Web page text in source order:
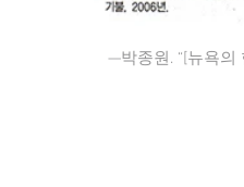
—박종원. “[뉴욕의